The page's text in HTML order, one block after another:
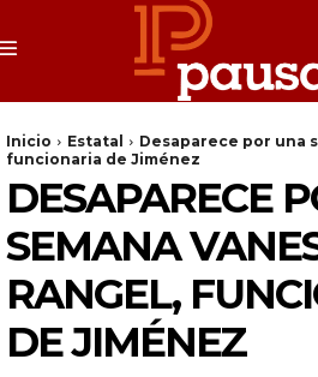
Inicio Estatal
Desaparece por una
funcionaria de Jiménez
DESAPARECE
SEMANA
RANGEL,
DE JIMÉNEZ